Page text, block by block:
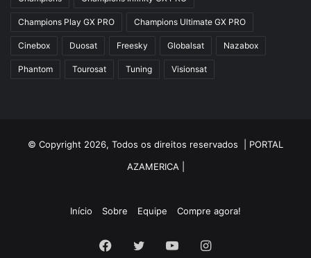
Champions Play GX PRO Champions Ultimate GX PRO
Cinebox Duosat Freesky Globalsat Nazabox
Phantom Tourosat Tuning Visionsat
© Copyright 2026, Todos os direitos reservados | PORTAL
AZAMERICA
Início Sobre Equipe Compre agora!
Facebook
Twitter YouTubeInstagram